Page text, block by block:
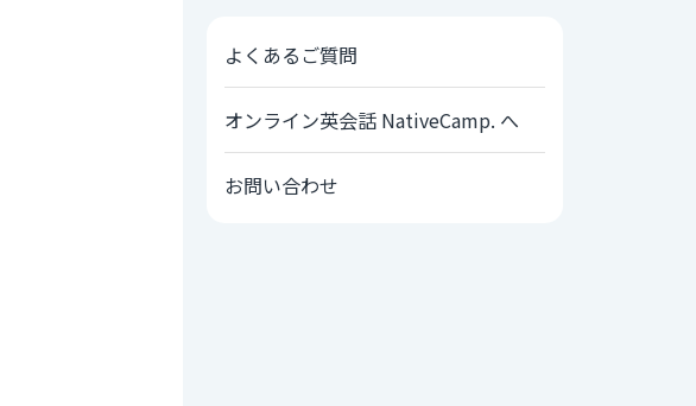
よくあるご質問
オンライン英会話 NativeCamp. へ
お問い合わせ